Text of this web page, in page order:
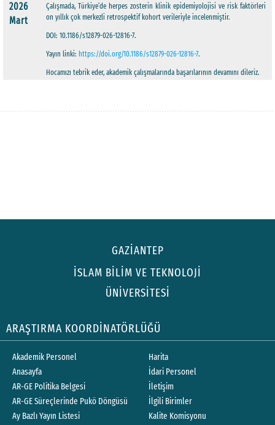
2026
Mart
Çalışmada, Türkiye’de herpes zosterin klinik epidemiyolojisi ve risk faktörleri
on yıllık çok merkezli retrospektif kohort verileriyle incelenmiştir.
DOI: 10.1186/s12879-026-12816-7.
Yayın linki: https://doi.org/10.1186/s12879-026-12816-7.
Hocamızı tebrik eder, akademik çalışmalarında başarılarının devamını dileriz.
GAZİANTEP
İSLAM BİLİM VE TEKNOLOJİ
ÜNİVERSİTESİ
ARAŞTIRMA KOORDİNATÖRLÜĞÜ
Akademik Personel
Anasayfa
AR-GE Politika Belgesi
AR-GE Süreçlerinde Pukö Döngüsü
Ay Bazlı Yayın Listesi
Harita
İdari Personel
İletişim
İlgili Birimler
Kalite Komisyonu